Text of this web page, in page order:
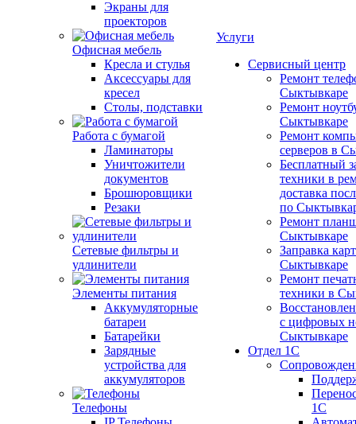
Экраны для
проекторов
Офисная мебель
Кресла и стулья
Аксессуары для
кресел
Столы, подставки
Работа с бумагой
Ламинаторы
Уничтожители
документов
Брошюровщики
Резаки
Сетевые фильтры и
удлинители
Элементы питания
Аккумуляторные
батареи
Батарейки
Зарядные
устройства для
аккумуляторов
Телефоны
Услуги
Сервисный центр
Ремонт
Сыктывкаре
Ремонт
Сыктывкаре
Ремонт
серверов в
Бесплатный
техники в
доставка
по
Ремонт
Сыктывкаре
Заправка
Сыктывкаре
Ремонт
техники в
с цифровых
Сыктывкаре
Отдел 1С
1С